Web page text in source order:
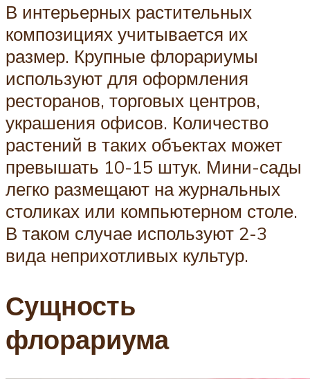
В интерьерных растительных
композициях учитывается их
размер. Крупные флорариумы
используют для оформления
ресторанов, торговых центров,
украшения офисов. Количество
растений в таких объектах может
превышать 10-15 штук. Мини-сады
легко размещают на журнальных
столиках или компьютерном столе.
В таком случае используют 2-3
вида неприхотливых культур.
Сущность
флорариума